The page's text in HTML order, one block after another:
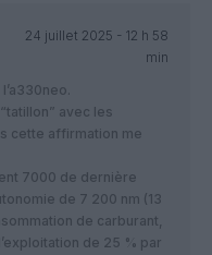
24 juillet 2025 - 12 h 58
min
avec les
cette affirmation me
7000 de dernière
de 7 200 nm (13
de carburant,
de 25 % par